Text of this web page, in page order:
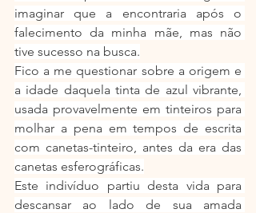
imaginar que a encontraria após o
falecimento da minha mãe, mas não
tive sucesso na busca.
Fico a me questionar sobre a origem e
a idade daquela tinta de azul vibrante,
usada provavelmente em tinteiros para
molhar a pena em tempos de escrita
com canetas-tinteiro, antes da era das
canetas esferográficas.
Este indivíduo partiu desta vida para
descansar ao lado de sua amada